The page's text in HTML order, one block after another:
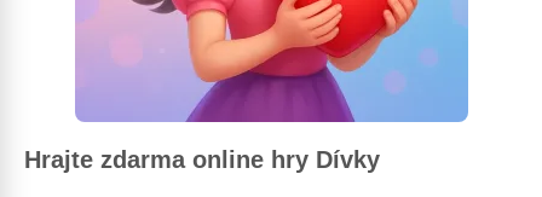
Hrajte zdarma online hry Dívky